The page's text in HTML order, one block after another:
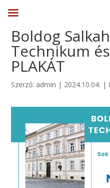
Boldog
Technikum
PLAKÁT
Szerző: admin | 2024.10.04. |